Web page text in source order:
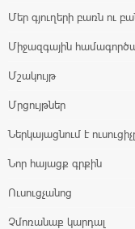
Մեր գյուղերի բառն ու
Միջազգային
Մշակույթ
Մրցույթներ
Ներկայացնում է
Նոր հայացք գրքին
Ուսուցչանոց
Չմոռանաք կարդալ